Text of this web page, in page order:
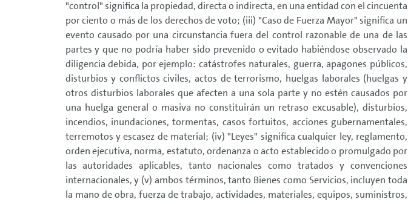
"control" significa la propiedad, directa o indirecta, en una entidad con el cincuenta
por ciento o más de los derechos de voto; (iii) "Caso de Fuerza Mayor" significa un
evento causado por una circunstancia fuera del control razonable de una de las
partes y que no podría haber sido prevenido o evitado habiéndose observado la
diligencia debida, por ejemplo: catástrofes naturales, guerra, apagones públicos,
disturbios y conflictos civiles, actos de terrorismo, huelgas laborales (huelgas y
otros disturbios laborales que afecten a una sola parte y no estén causados por
una huelga general o masiva no constituirán un retraso excusable), disturbios,
incendios, inundaciones, tormentas, casos fortuitos, acciones gubernamentales,
terremotos y escasez de material; (iv) "Leyes" significa cualquier ley, reglamento,
orden ejecutiva, norma, estatuto, ordenanza o acto establecido o promulgado por
las autoridades aplicables, tanto nacionales como tratados y convenciones
internacionales, y (v) ambos términos, tanto Bienes como Servicios, incluyen toda
la mano de obra, fuerza de trabajo, actividades, materiales, equipos, suministros,